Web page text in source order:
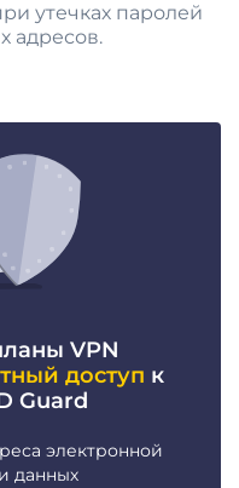
утечках паролей
адресов.
VPN
доступ к
Guard
электронной
данных